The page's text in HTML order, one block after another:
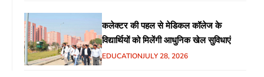
कलेक्टर की पहल से मेडिकल कॉलेज के
विद्यार्थियों को मिलेंगी आधुनिक खेल सुविधाएं
EDUCATIONJULY 28, 2026